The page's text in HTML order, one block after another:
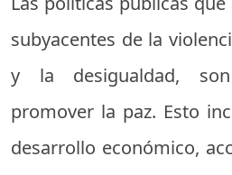
subyacentes de la
y la desigualdad,
promover la paz. Esto
desarrollo económico,